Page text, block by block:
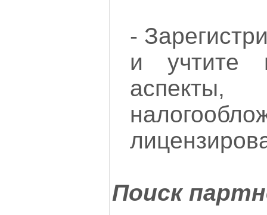
-
и учтите
Поиск